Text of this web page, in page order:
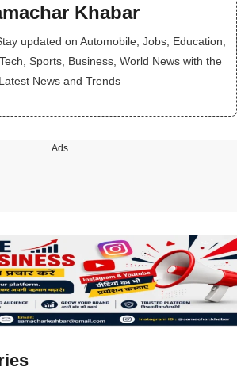
Khabar
updated on Automobile, Jobs, Education,
Sports, Business, World News with the
Latest News and Trends
Ads